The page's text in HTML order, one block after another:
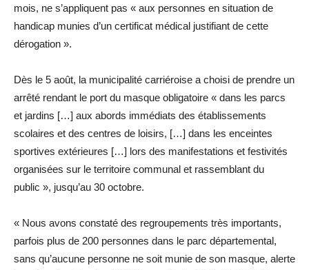
mois, ne s’appliquent pas « aux personnes en situation de
handicap munies d’un certificat médical justifiant de cette
dérogation ».
Dès le 5 août, la municipalité carriéroise a choisi de prendre un
arrêté rendant le port du masque obligatoire « dans les parcs
et jardins […] aux abords immédiats des établissements
scolaires et des centres de loisirs, […] dans les enceintes
sportives extérieures […] lors des manifestations et festivités
organisées sur le territoire communal et rassemblant du
public », jusqu’au 30 octobre.
« Nous avons constaté des regroupements très importants,
parfois plus de 200 personnes dans le parc départemental,
sans qu’aucune ­personne ne soit munie de son masque, alerte